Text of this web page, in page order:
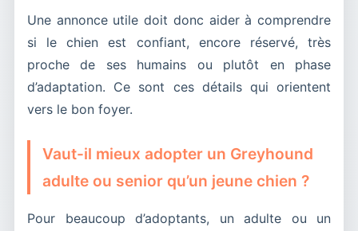
Une annonce utile doit donc aider à comprendre
si le chien est confiant, encore réservé, très
proche de ses humains ou plutôt en phase
d’adaptation. Ce sont ces détails qui orientent
vers le bon foyer.
Vaut-il mieux adopter un Greyhound
adulte ou senior qu’un jeune chien ?
Pour beaucoup d’adoptants, un adulte ou un